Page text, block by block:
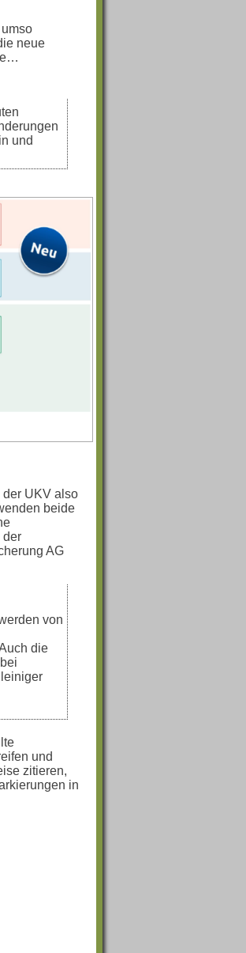
neue
und
der UKV also
beide
der
AG
von
die
und
zitieren,
in